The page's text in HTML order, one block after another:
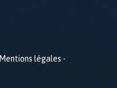
Mentions légales -